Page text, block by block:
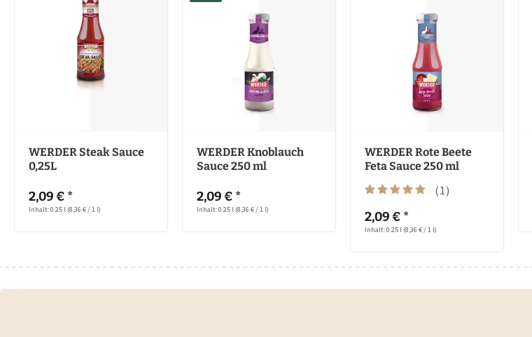
WERDER Steak Sauce
0,25L
2,09 € *
Inhalt: 0.25 l (8,36 € / 1 l)
WERDER Knoblauch
Sauce 250 ml
2,09 € *
Inhalt: 0.25 l (8,36 € / 1 l)
WERDER Rote Beete
Feta Sauce 250 ml
(1)
2,09 € *
Inhalt: 0.25 l (8,36 € / 1 l)